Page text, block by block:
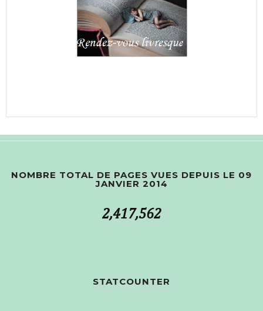
NOMBRE TOTAL DE PAGES VUES DEPUIS LE 09
JANVIER 2014
2,417,562
STATCOUNTER